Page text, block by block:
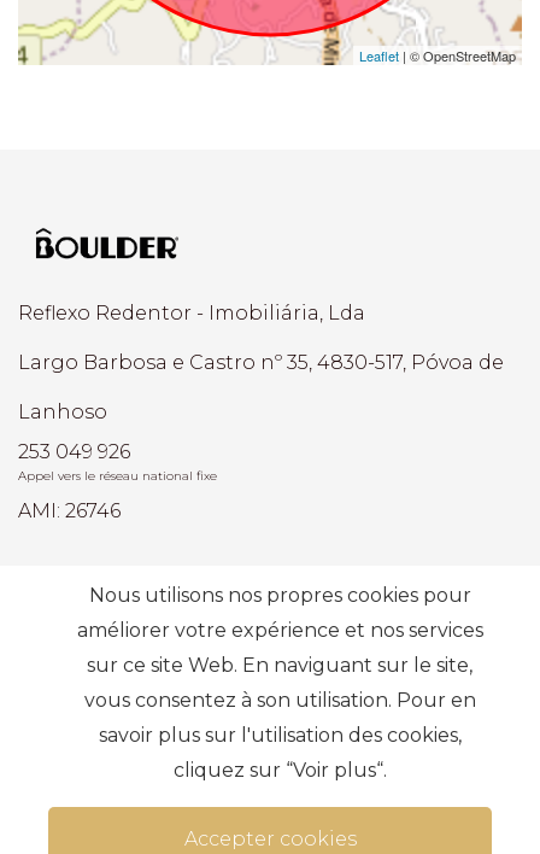
Leaflet | © OpenStreetMap
Reflexo Redentor - Imobiliária, Lda
Largo Barbosa e Castro nº 35, 4830-517, Póvoa de
Lanhoso
253 049 926
Appel vers le réseau national fixe
AMI: 26746
Recherches les plus fréquentes
S'abonner
Nous utilisons nos propres cookies pour
améliorer votre expérience et nos services
sur ce site Web. En naviguant sur le site,
vous consentez à son utilisation. Pour en
savoir plus sur l'utilisation des cookies,
cliquez sur “Voir plus“.
Accepter cookies